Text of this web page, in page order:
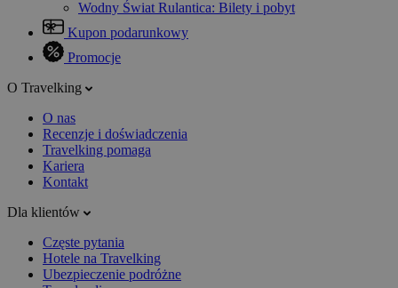
Wodny Świat Rulantica: Bilety i pobyt
Kupon podarunkowy
Promocje
O Travelking
O nas
Recenzje i doświadczenia
Travelking pomaga
Kariera
Kontakt
Dla klientów
Częste pytania
Hotele na Travelking
Ubezpieczenie podróżne